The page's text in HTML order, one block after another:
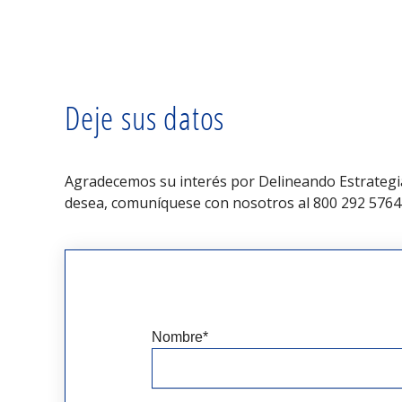
Deje sus datos
Agradecemos su interés por Delineando
desea, comuníquese con nosotros al 800 292
Nombre*